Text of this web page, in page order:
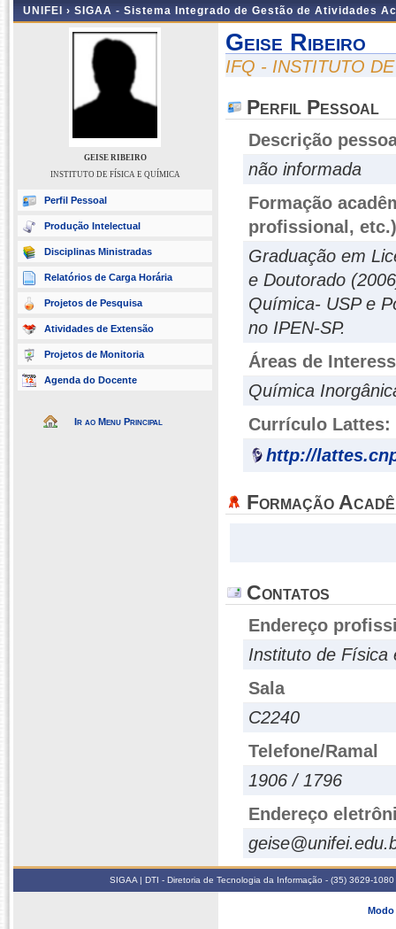
UNIFEI › SIGAA - Sistema Integrado de Gestão de Atividades
GEISE RIBEIRO
INSTITUTO DE FÍSICA E QUÍMICA
Perfil Pessoal
Produção Intelectual
Disciplinas Ministradas
Relatórios de Carga Horária
Projetos de Pesquisa
Atividades de Extensão
Projetos de Monitoria
Agenda do Docente
Ir ao Menu Principal
Geise Ribeiro
IFQ - INSTITUTO
Perfil Pessoal
Descrição
não informada
Formação
profissional, etc.)
Graduação em
e Doutorado
Química- USP e
no IPEN-SP.
Áreas de
Química
Currículo Lattes:
http://
Formação
Contatos
Endereço
Instituto de Física
Sala
C2240
Telefone/Ramal
1906 / 1796
Endereço
SIGAA | DTI - Diretoria de Tecnologia da Informação - (35) 3629-
Modo